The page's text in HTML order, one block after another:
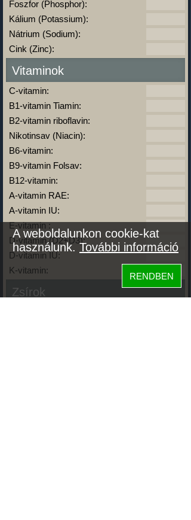
Foszfor (Phosphor):
Kálium (Potassium):
Nátrium (Sodium):
Cink (Zinc):
Vitaminok
C-vitamin:
B1-vitamin Tiamin:
B2-vitamin riboflavin:
Nikotinsav (Niacin):
B6-vitamin:
B9-vitamin Folsav:
B12-vitamin:
A-vitamin RAE:
A-vitamin IU:
E-vitamin :
D-vitamin (D2+D3):
D-vitamin IU:
K-vitamin:
Zsírok
A weboldalunkon cookie-kat
használunk.További információ
RENDBEN